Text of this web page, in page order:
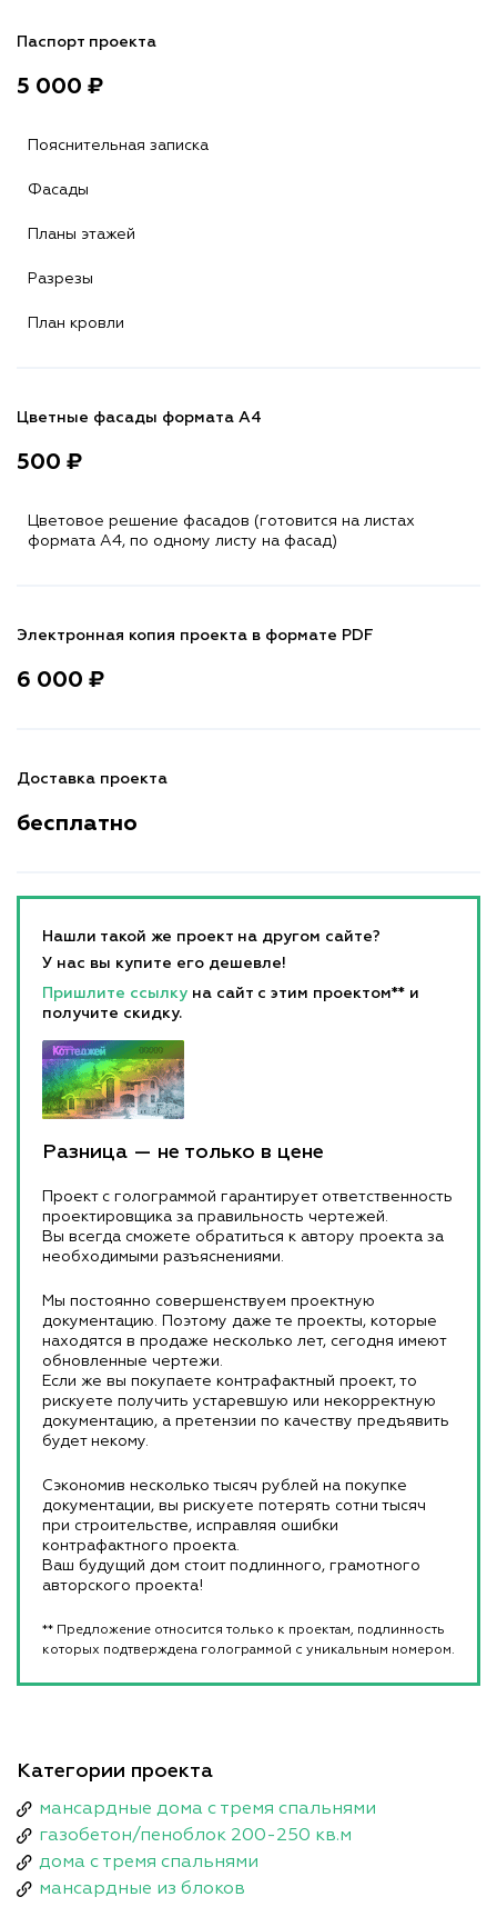
Паспорт проекта
5 000 ₽
Пояснительная записка
Фасады
Планы этажей
Разрезы
План кровли
Цветные фасады формата А4
500 ₽
Цветовое решение фасадов (готовится на листах
формата A4, по одному листу на фасад)
Электронная копия проекта в формате PDF
6 000 ₽
Доставка проекта
бесплатно
Нашли такой же проект на другом сайте?
У нас вы купите его дешевле!
Пришлите ссылку на сайт с этим проектом** и
получите скидку.
Разница — не только в цене
Проект с голограммой гарантирует ответственность
проектировщика за правильность чертежей.
Вы всегда сможете обратиться к автору проекта за
необходимыми разъяснениями.
Мы постоянно совершенствуем проектную
документацию. Поэтому даже те проекты, которые
находятся в продаже несколько лет, сегодня имеют
обновленные чертежи.
Если же вы покупаете контрафактный проект, то
рискуете получить устаревшую или некорректную
документацию, а претензии по качеству предъявить
будет некому.
Сэкономив несколько тысяч рублей на покупке
документации, вы рискуете потерять сотни тысяч
при строительстве, исправляя ошибки
контрафактного проекта.
Ваш будущий дом стоит подлинного, грамотного
авторского проекта!
** Предложение относится только к проектам, подлинность
которых подтверждена голограммой с уникальным номером.
Категории проекта
мансардные дома с тремя спальнями
газобетон/пеноблок 200-250 кв.м
дома с тремя спальнями
мансардные из блоков